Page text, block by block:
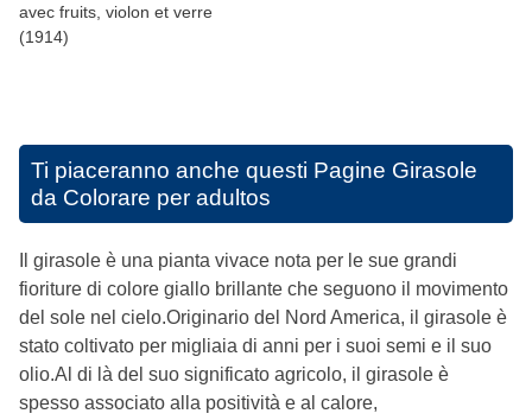
avec fruits, violon et verre
(1914)
Ti piaceranno anche questi Pagine Girasole
da Colorare per adultos
Il girasole è una pianta vivace nota per le sue grandi
fioriture di colore giallo brillante che seguono il movimento
del sole nel cielo.Originario del Nord America, il girasole è
stato coltivato per migliaia di anni per i suoi semi e il suo
olio.Al di là del suo significato agricolo, il girasole è
spesso associato alla positività e al calore,